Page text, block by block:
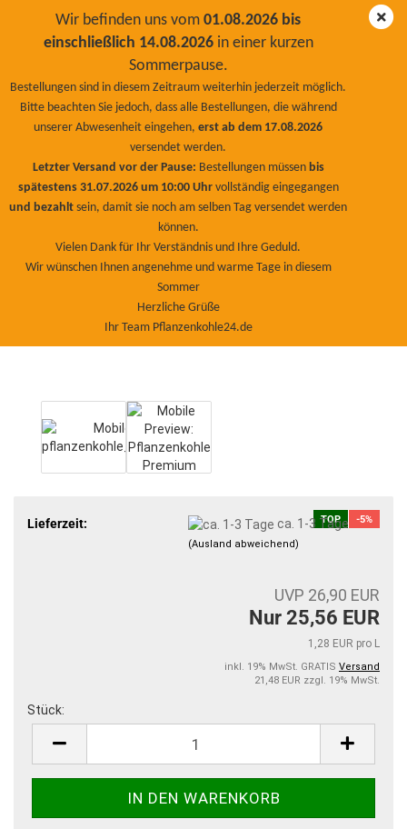
Wir befinden uns vom 01.08.2026 bis
einschließlich 14.08.2026in einer kurzen
Sommerpause.
Bestellungen sind in diesem Zeitraum weiterhin jederzeit möglich.
Bitte beachten Sie jedoch, dass alle Bestellungen, die während
unserer Abwesenheit eingehen, erst ab dem 17.08.2026
versendet werden.
Letzter Versand vor der Pause: Bestellungen müssen bis
spätestens 31.07.2026 um 10:00 Uhrvollständig eingegangen
und bezahlt sein, damit sie noch am selben Tag versendet werden
können.
Vielen Dank für Ihr Verständnis und Ihre Geduld.
Wir wünschen Ihnen angenehme und warme Tage in diesem
Sommer
Herzliche Grüße
Ihr Team Pflanzenkohle24.de
Pflanzenkohle Premium Plus500/0-10mm 20Liter
bioaktiv, gemahlen
BioNaturPlus
TOP -5%
Lieferzeit: ca. 1-3 Tage
(Ausland abweichend)
UVP 26,90 EUR
Nur 25,56 EUR
1,28 EUR pro L
inkl. 19% MwSt. GRATIS Versand
21,48 EUR zzgl. 19% MwSt.
Stück: